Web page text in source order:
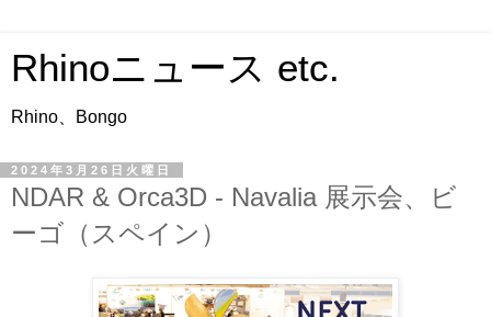
Rhinoニュース etc.
Rhino、Bongo
2024年3月26日火曜日
NDAR & Orca3D - Navalia 展示会、ビ
ーゴ（スペイン）